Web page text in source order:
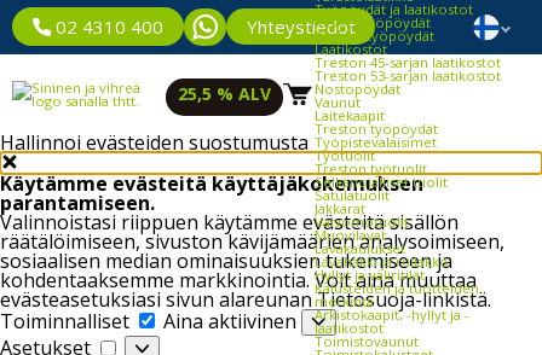
Hallinnoi evästeiden suostumusta
Käytämme evästeitä käyttäjäkokemuksen
parantamiseen.
Valinnoistasi riippuen käytämme evästeitä sisällön
räätälöimiseen, sivuston kävijämäärien analysoimiseen,
sosiaalisen median ominaisuuksien tukemiseen ja
kohdentaaksemme markkinointia. Voit aina muuttaa
evästeasetuksiasi sivun alareunan Tietosuoja-linkistä.
Toiminnalliset
Toiminnalliset
Aina aktiivinen
Asetukset
Asetukset
02 4310 400 Yhteystiedot
Työpöydät ja laatikostot
Kevyet työpöydät
Raskaat työpöydät
Laatikostot
Treston 45-sarjan laatikostot
Treston 53-sarjan laatikostot
Nostopöydät
Vaunut
Laitekaapit
Treston työpöydät
Työpistevalaisimet
Työtuolit
Treston työtuolit
Selkänojalliset tuolit
Satulatuolit
Jakkarat
Valvomotuolit
Muovilavat
Lavakaulukset
Lavahäkki ja rullakko
Hyllyt ja väliritilät
Kalusteiden ja tuotteiden
merkintä
Arkistokaapit, -hyllyt ja -
laatikostot
Toimistovaunut
25,5 % ALV